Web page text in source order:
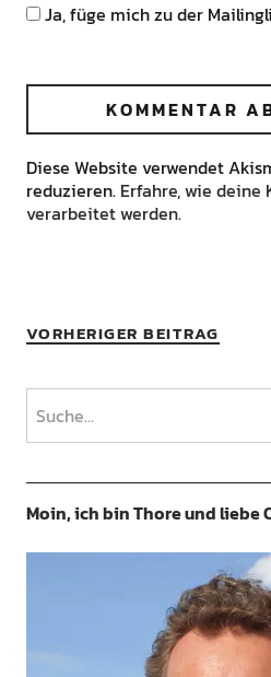
Ja, füge mich zu der
Diese Website verwendet
reduzieren. Erfahre, wie
verarbeitet werden.
VORHERIGER BEITRAG
Moin, ich bin Thore und